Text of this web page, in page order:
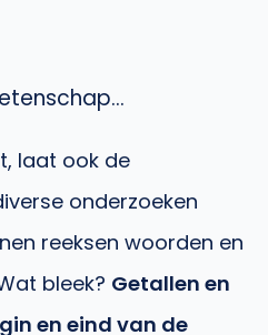
laat ook de
onderzoeken
reeksen woorden en
bleek? Getallen en
en eind van de